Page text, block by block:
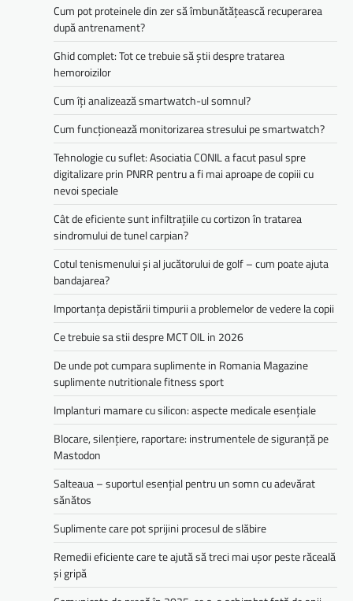
Cum pot proteinele din zer să îmbunătățească recuperarea
după antrenament?
Ghid complet: Tot ce trebuie să știi despre tratarea
hemoroizilor
Cum îți analizează smartwatch-ul somnul?
Cum funcționează monitorizarea stresului pe smartwatch?
Tehnologie cu suflet: Asociatia CONIL a facut pasul spre
digitalizare prin PNRR pentru a fi mai aproape de copiii cu
nevoi speciale
Cât de eficiente sunt infiltrațiile cu cortizon în tratarea
sindromului de tunel carpian?
Cotul tenismenului și al jucătorului de golf – cum poate ajuta
bandajarea?
Importanța depistării timpurii a problemelor de vedere la copii
Ce trebuie sa stii despre MCT OIL in 2026
De unde pot cumpara suplimente in Romania Magazine
suplimente nutritionale fitness sport
Implanturi mamare cu silicon: aspecte medicale esențiale
Blocare, silențiere, raportare: instrumentele de siguranță pe
Mastodon
Salteaua – suportul esențial pentru un somn cu adevărat
sănătos
Suplimente care pot sprijini procesul de slăbire
Remedii eficiente care te ajută să treci mai ușor peste răceală
și gripă